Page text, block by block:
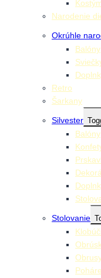
Narodenie
Okrúhle
Balóny
Retro
Šarkany
Silvester
Balóny
Stolovanie
Poháre